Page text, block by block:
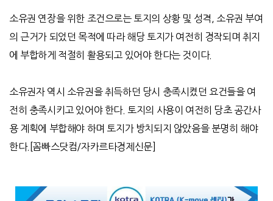
소유권 연장을 위한 조건으로는 토지의 상황 및 성격
소유권 부여
의 근거가 되었던 목적에 따라 해당 토지가 여전히 경작되며 취지
에 부합하게 적절히 활용되고 있어야 한다는 것이다.
소유권자 역시 소유권을 취득하던 당시 충족시켰던 요건들을 여
전히 충족시키고 있어야 한다. 토지의 사용이 여전히 당초 공간사
용 계획에 부합해야 하며 토지가 방치되지 않았음을 분명히 해야
한다.[ 꼼빠스닷컴/자카르타경제신문]